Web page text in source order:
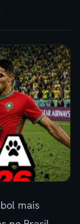
mais